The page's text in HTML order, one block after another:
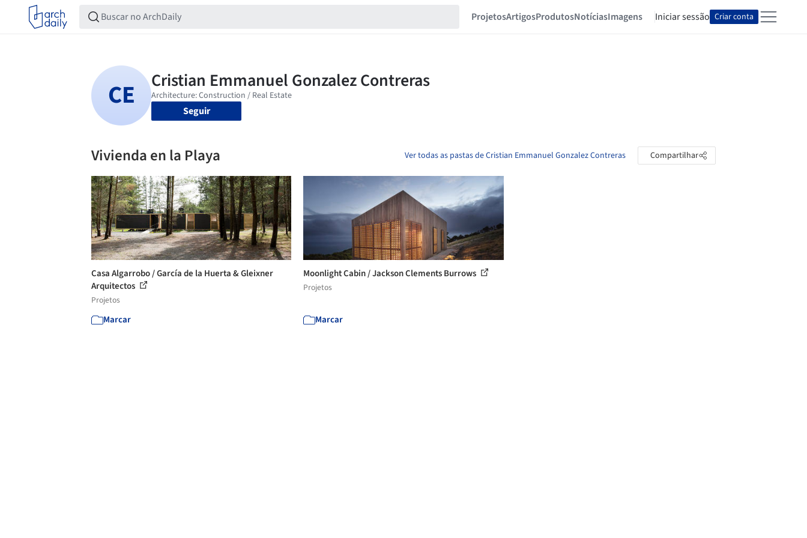
ProjetosArtigosProdutosNotíciasImagens Iniciar sessão Criar conta
Seguir
Vivienda en la Playa Ver todas as pastas de Cristian Emmanuel Gonzalez Contreras Compartilhar
Casa Algarrobo / García de la Huerta & Gleixner
Arquitectos
Projetos
Marcar
Moonlight Cabin / Jackson Clements Burrows
Projetos
Marcar